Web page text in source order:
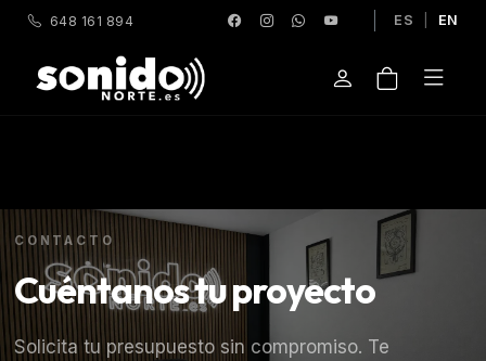
648 161 894 ES EN
CONTACTO
Cuéntanos tu proyecto
Solicita tu presupuesto sin compromiso. Te